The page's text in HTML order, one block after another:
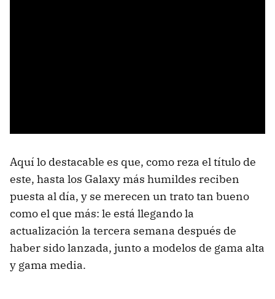
Aquí lo destacable es que, como reza el título de
este, hasta los Galaxy más humildes reciben
puesta al día, y se merecen un trato tan bueno
como el que más: le está llegando la
actualización la tercera semana después de
haber sido lanzada, junto a modelos de gama alta
y gama media.